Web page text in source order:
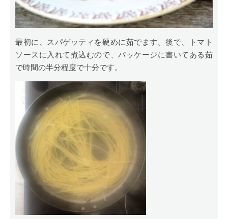
最初に、スパゲッティを硬めに茹でます。後で、トマト
ソースに入れて煮込むので、パッケージに書いてある茹
で時間の半分程度で十分です。